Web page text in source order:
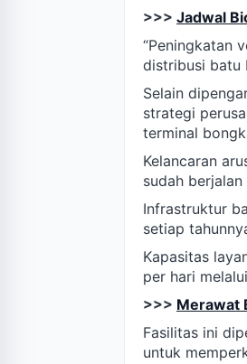
>>> Jadwal
“Peningkatan
distribusi batu
Selain
strategi
terminal
Kelancaran
sudah
Infrastruktur
setiap
Kapasitas
per hari
>>> Merawat
Fasilitas ini
untuk